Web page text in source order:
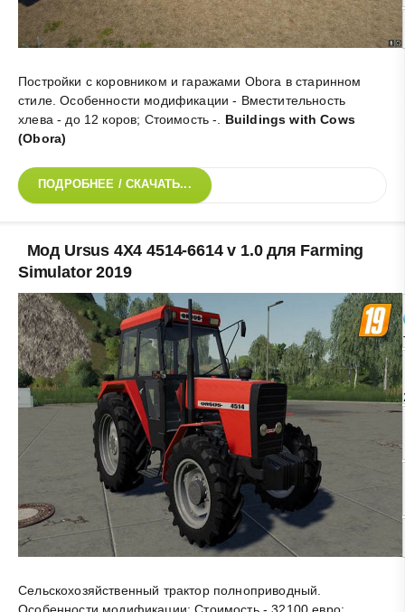
Постройки с коровником и гаражами Obora в старинном
стиле. Особенности модификации - Вместительность
хлева - до 12 коров; Стоимость -
Buildings with Cows
(Obora)
ПОДРОБНЕЕ / СКАЧАТЬ...
Мод Ursus 4X4 4514-6614 v 1.0 для Farming
Simulator 2019
Сельскохозяйственный трактор полноприводный.